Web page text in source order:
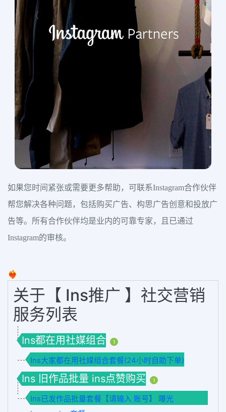
如果您时间紧张或需要更多帮助，可联系Instagram合作伙伴
帮您解决各种问题，包括购买广告、构思广告创意和投放广
告等。所有合作伙伴均是业内的可靠专家，且已通过
Instagram的审核。
❤️‍🔥
关于【 Ins推广 】社交营销
服务列表
Ins都在用社媒组合 1
Ins大家都在用社媒组合套餐(24小时自助下单)
Ins 旧作品批量 ins点赞购买 1
Ins已发作品批量套餐【请输入 账号】 曝光